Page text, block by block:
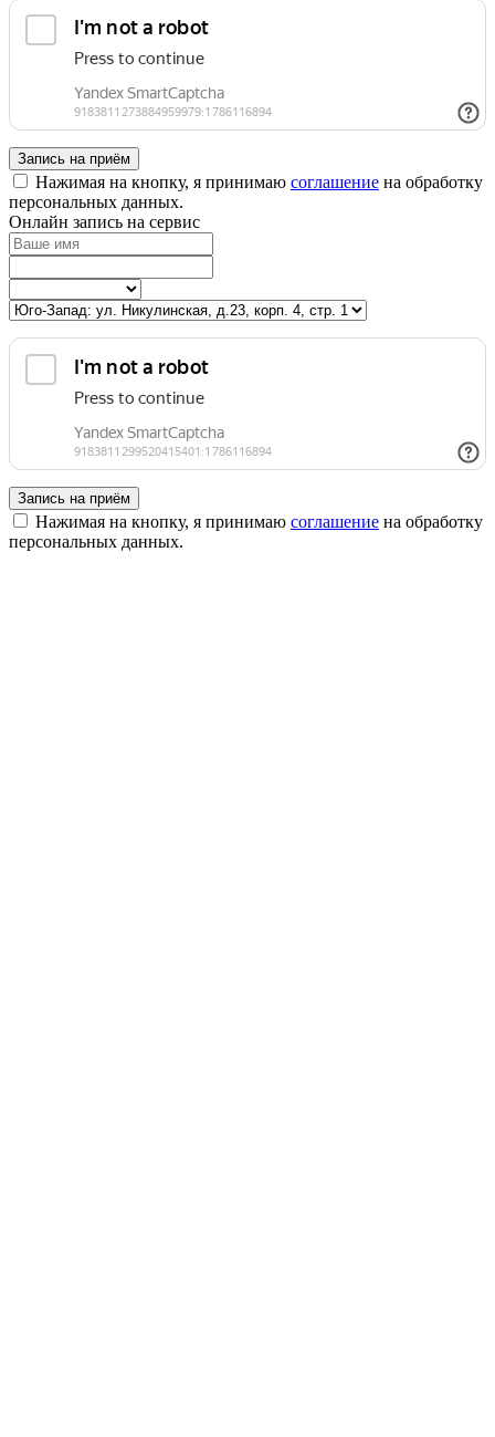
Запись на приём
Нажимая на кнопку, я принимаю соглашение на обработку
персональных данных.
Онлайн запись на сервис
Запись на приём
Нажимая на кнопку, я принимаю соглашение на обработку
персональных данных.